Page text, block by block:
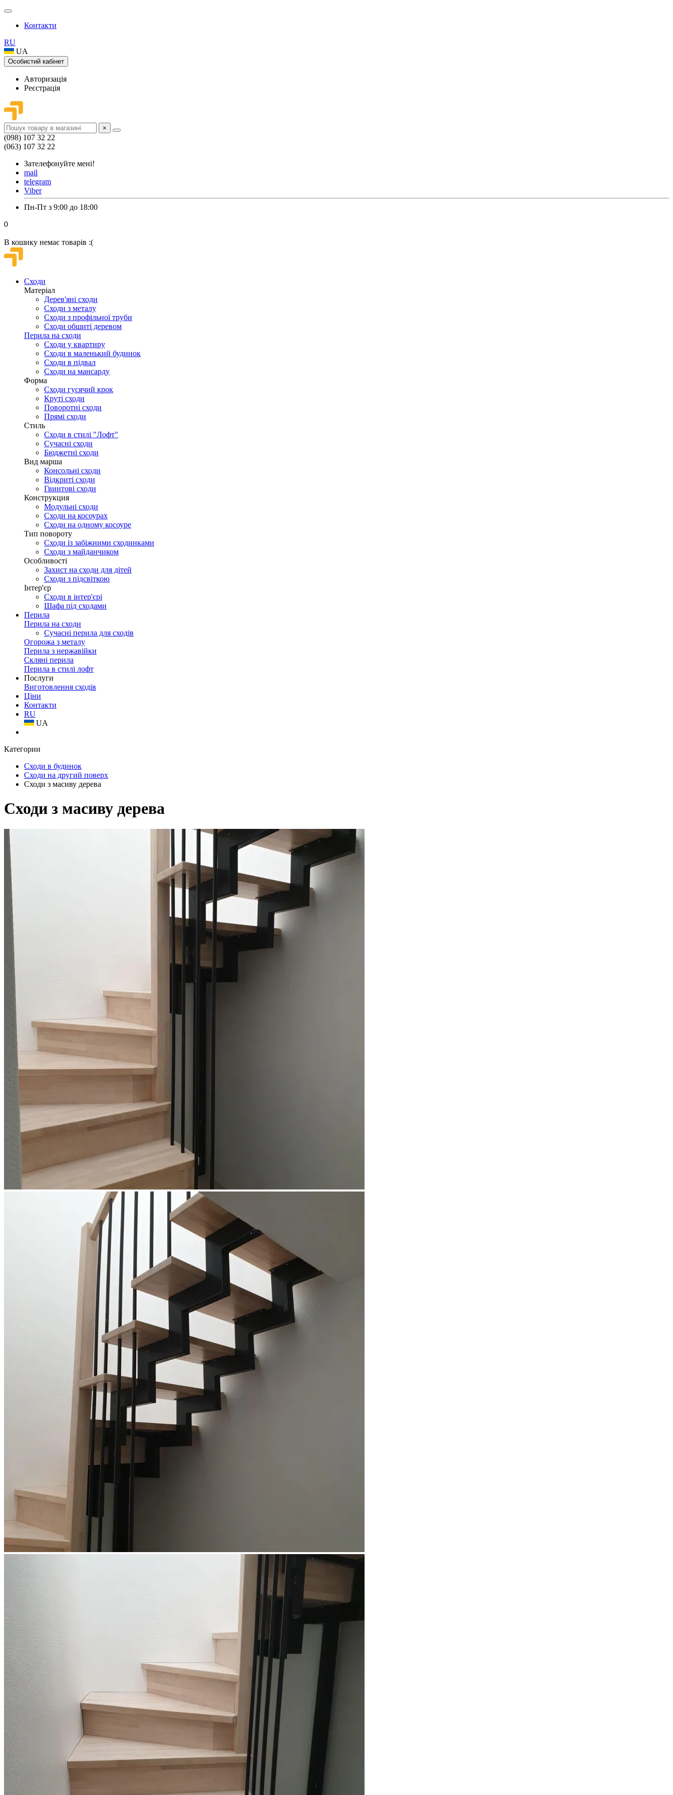
Контакти
RU
UA
Особистий кабінет
Авторизація
Реєстрація
×
(098) 107 32 22
(063) 107 32 22
Зателефонуйте мені!
mail
telegram
Viber
Пн-Пт з 9:00 до 18:00
0
В кошику немає товарів :(
Сходи
Матеріал
Дерев'яні сходи
Сходи з металу
Сходи з профільної труби
Сходи обшиті деревом
Перила на сходи
Сходи у квартиру
Сходи в маленький будинок
Сходи в підвал
Сходи на мансарду
Форма
Сходи гусячий крок
Круті сходи
Поворотні сходи
Прямі сходи
Стиль
Сходи в стилі "Лофт"
Сучасні сходи
Бюджетні сходи
Вид марша
Консольні сходи
Відкриті сходи
Гвинтові сходи
Конструкция
Модульні сходи
Сходи на косоурах
Сходи на одному косоуре
Тип повороту
Сходи із забіжними сходинками
Сходи з майданчиком
Особливості
Захист на сходи для дітей
Сходи з підсвіткою
Інтер'єр
Сходи в інтер'єрі
Шафа під сходами
Перила
Перила на сходи
Сучасні перила для сходів
Огорожа з металу
Перила з нержавійки
Скляні перила
Перила в стилі лофт
Послуги
Виготовлення сходів
Ціни
Контакти
RU
UA
Категории
Сходи в будинок
Сходи на другий поверх
Сходи з масиву дерева
Сходи з масиву дерева